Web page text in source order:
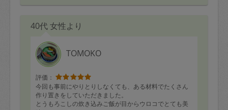
40代 女性より
TOMOKO
評価：
今回も事前にやりとりしなくても、ある材料でたくさん
作り置きをしていただきました。
とうもろこしの炊き込みご飯が目からウロコでとても美